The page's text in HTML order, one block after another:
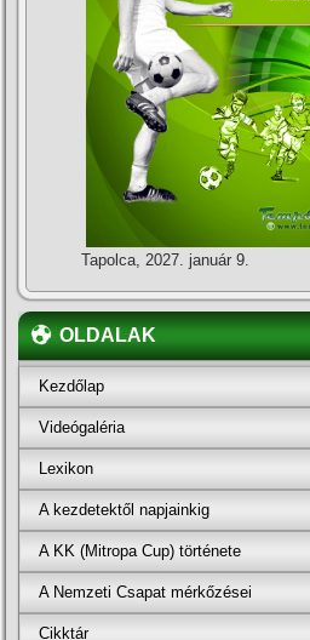
Tapolca, 2027. január 9.
OLDALAK
Kezdőlap
Videógaléria
Lexikon
A kezdetektől napjainkig
A KK (Mitropa Cup) története
A Nemzeti Csapat mérkőzései
Cikktár